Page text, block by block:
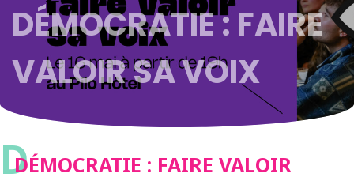
DÉMOCRATIE : FAIRE
VALOIR SA VOIX
DDÉMOCRATIE : FAIRE VALOIR